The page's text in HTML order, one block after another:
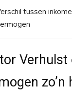
tussen
Verhulst
zo’n